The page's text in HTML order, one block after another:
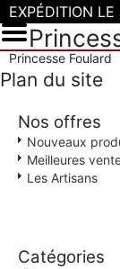
Princesse Foulard
Plan du site
Nos offres
Nouveaux
Meilleures
Les Artisans
Catégories
EXPÉDITION